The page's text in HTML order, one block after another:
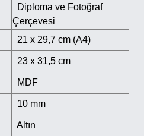
Diploma ve Fotoğraf
Çerçevesi
21 x 29,7 cm (A4)
23 x 31,5 cm
MDF
10 mm
Altın